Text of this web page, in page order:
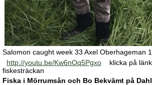
Salomon caught week 33 Axel Oberhageman
http://youtu.be/Kw6nOq5Pgxo klicka på
fiskesträckan
Fiska i Mörrumsån och Bo Bekvämt på